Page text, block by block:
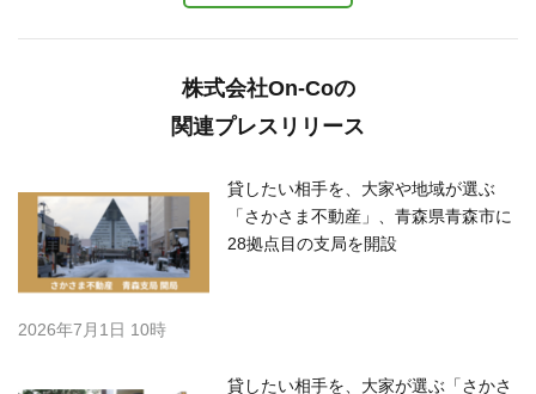
株式会社On-Coの
関連プレスリリース
貸したい相手を、大家や地域が選ぶ
「さかさま不動産」、青森県青森市に
28拠点目の支局を開設
2026年7月1日 10時
貸したい相手を、大家が選ぶ「さかさ